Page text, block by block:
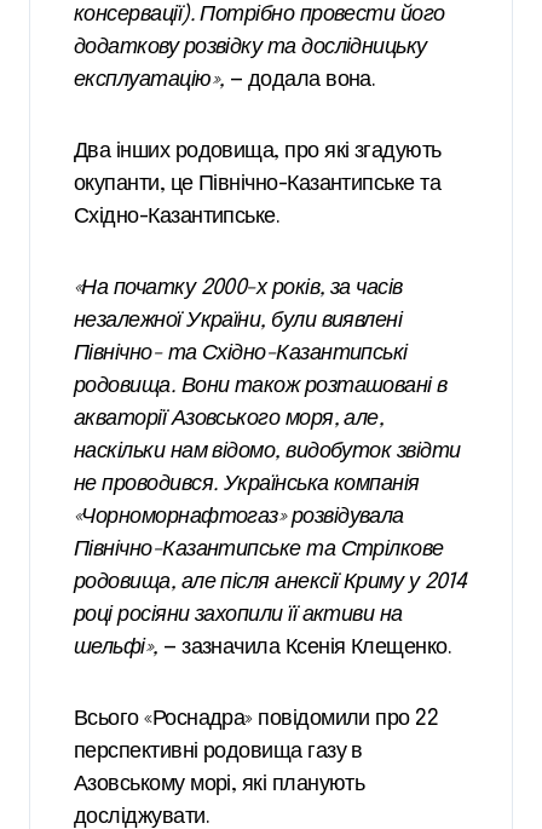
консервації). Потрібно провести його
додаткову розвідку та дослідницьку
експлуатацію», — додала вона.
Два інших родовища, про які згадують
окупанти, це Північно-Казантипське та
Східно-Казантипське.
«На початку 2000-х років, за часів
незалежної України, були виявлені
Північно- та Східно-Казантипські
родовища. Вони також розташовані в
акваторії Азовського моря, але,
наскільки нам відомо, видобуток звідти
не проводився. Українська компанія
«Чорноморнафтогаз» розвідувала
Північно-Казантипське та Стрілкове
родовища, але після анексії Криму у 2014
році росіяни захопили її активи на
шельфі», — зазначила Ксенія Клещенко.
Всього «Роснадра» повідомили про 22
перспективні родовища газу в
Азовському морі, які планують
досліджувати.